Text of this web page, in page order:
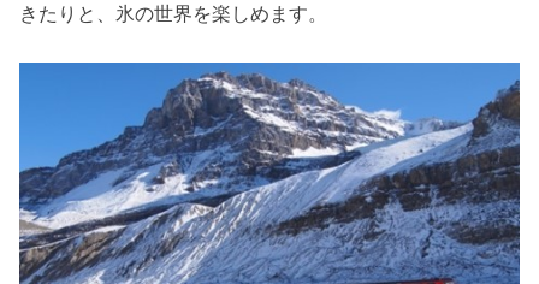
きたりと、氷の世界を楽しめます。